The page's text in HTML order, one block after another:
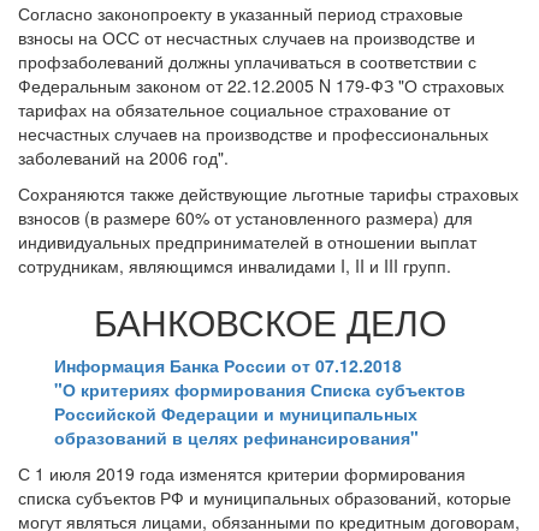
Согласно законопроекту в указанный период страховые
взносы на ОСС от несчастных случаев на производстве и
профзаболеваний должны уплачиваться в соответствии с
Федеральным законом от 22.12.2005 N 179-ФЗ "О страховых
тарифах на обязательное социальное страхование от
несчастных случаев на производстве и профессиональных
заболеваний на 2006 год".
Сохраняются также действующие льготные тарифы страховых
взносов (в размере 60% от установленного размера) для
индивидуальных предпринимателей в отношении выплат
сотрудникам, являющимся инвалидами I, II и III групп.
БАНКОВСКОЕ ДЕЛО
Информация Банка России от 07.12.2018
"О критериях формирования Списка субъектов
Российской Федерации и муниципальных
образований в целях рефинансирования"
С 1 июля 2019 года изменятся критерии формирования
списка субъектов РФ и муниципальных образований, которые
могут являться лицами, обязанными по кредитным договорам,